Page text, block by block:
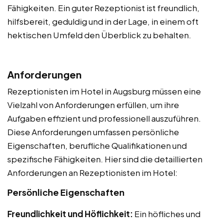
Fähigkeiten. Ein guter Rezeptionist ist freundlich,
hilfsbereit, geduldig und in der Lage, in einem oft
hektischen Umfeld den Überblick zu behalten.
Anforderungen
Rezeptionisten im Hotel in Augsburg müssen eine
Vielzahl von Anforderungen erfüllen, um ihre
Aufgaben effizient und professionell auszuführen.
Diese Anforderungen umfassen persönliche
Eigenschaften, berufliche Qualifikationen und
spezifische Fähigkeiten. Hier sind die detaillierten
Anforderungen an Rezeptionisten im Hotel:
Persönliche Eigenschaften
Freundlichkeit und Höflichkeit: Ein höfliches und